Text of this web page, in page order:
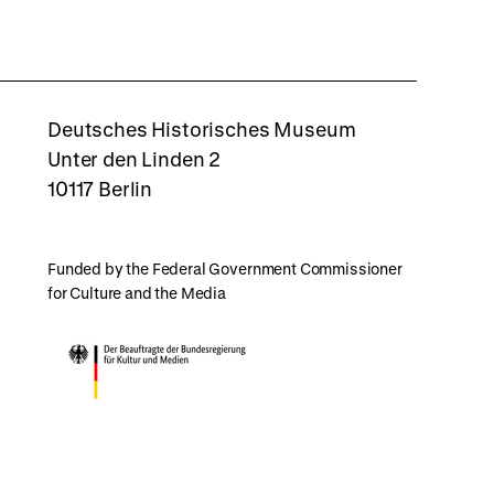
Deutsches Historisches Museum
Unter den Linden 2
10117 Berlin
Funded by the Federal Government Commissioner
for Culture and the Media